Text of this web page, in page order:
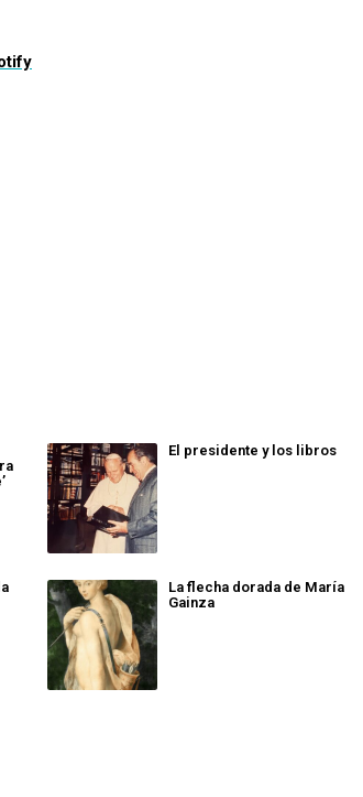
El presidente y los libros
La flecha dorada de María
Gainza